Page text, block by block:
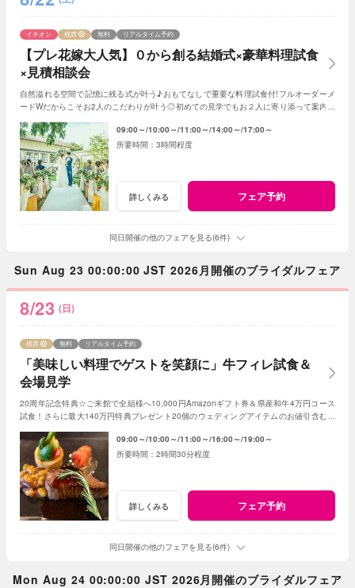
【プレ花嫁大人気】０から創る結婚式×豪華料理試食
×見積相談会
イチオシ 残席 無料 リアルタイム予約
自然溢れる空間で記憶に残る式が叶う♪おもてなしで重要な料理試食付!フルオーダーメ
ードWだからこそお2人のこだわりが叶う◎初めての見学でもお２人に寄り添って案内さ
09:00～ 10:00～ 11:00～ 14:00～ 17:00～
3時間程度
詳しくみる フェア予約
同日開催の他のフェアを見る(6件)
Sun Aug 23 00:00:00 JST 2026月開催のブライダルフェア
8/23 (日)
「美味しい料理でゲストを笑顔に」牛フィレ試食＆
会場見学
残席 無料 リアルタイム予約
20周年記念特典☆ご来館で全組様へ10,000円Amazonギフト券＆県産和牛4万円コース
試食！さらに最大140万円特典プレゼント20個のウェディングアイテムのお値引含むプ
09:00～ 10:00～ 11:00～ 16:00～ 19:00～
2時間30分程度
詳しくみる フェア予約
同日開催の他のフェアを見る(6件)
Mon Aug 24 00:00:00 JST 2026月開催のブライダルフェア